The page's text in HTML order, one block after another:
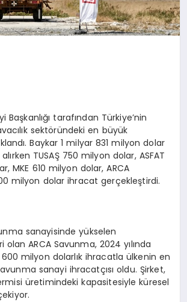
Başkanlığı tarafından Türkiye’nin
sektöründeki en büyük
Baykar 1 milyar 831 milyon dolar
TUSAŞ 750 milyon dolar, ASFAT
MKE 610 milyon dolar, ARCA
milyon dolar ihracat gerçekleştirdi.
sanayisinde yükselen
olan ARCA Savunma, 2024 yılında
milyon dolarlık ihracatla ülkenin en
sanayi ihracatçısı oldu. Şirket,
üretimindeki kapasitesiyle küresel